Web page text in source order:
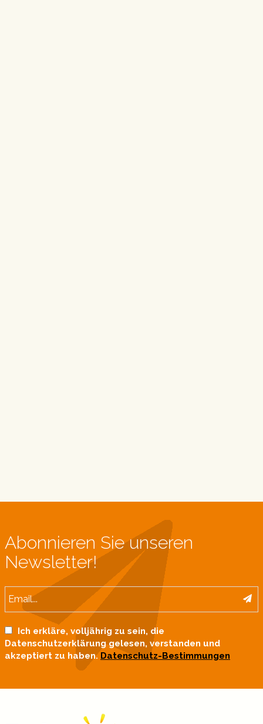
Abonnieren Sie unseren
Newsletter!
Ich erkläre, volljährig zu sein, die
Datenschutzerklärung gelesen, verstanden und
akzeptiert zu haben.Datenschutz-Bestimmungen